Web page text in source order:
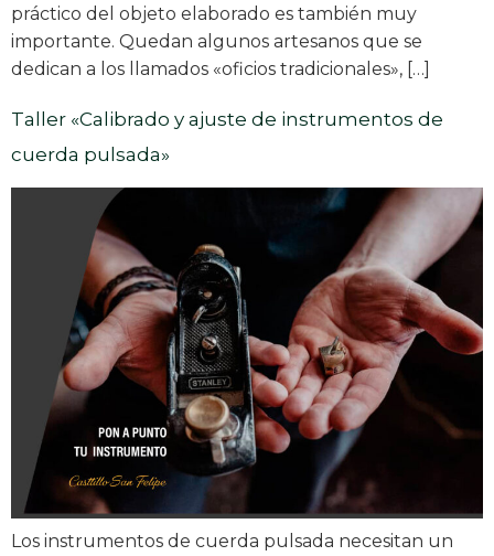
práctico del objeto elaborado es también muy
importante. Quedan algunos artesanos que se
dedican a los llamados «oficios tradicionales», […]
Taller «Calibrado y ajuste de instrumentos de
cuerda pulsada»
Los instrumentos de cuerda pulsada necesitan un